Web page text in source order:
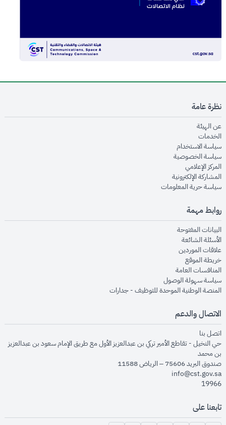
نظرة عامة
عن الهيئةopens in new window
الخدماتopens in new window
سياسة الاستخدام
سياسة الخصوصيةopens in new window
المركز الإعلاميopens in new window
المشاركة الإلكترونيةopens in new window
سياسة حرية المعلوماتopens in new window
روابط مهمة
البيانات المفتوحةopens in new window
الأسئلة الشائعةopens in new window
علاقات الموردينopens in new window
خريطة الموقعopens in new window
المنافسات العامةopens in new window
سياسة سهولة الوصولopens in new window
المنصة الوطنية الموحدة للتوظيف - جداراتopens in new window
الاتصال والدعم
اتصل بنا
حي النخيل - تقاطع الأمير تركي بن عبدالعزيز الأول مع طريق الإمام سعود بن عبدالعزيز
بن محمد
صندوق البريد 75606 – الرياض 11588
info@cst.gov.sa
19966
تابعنا على